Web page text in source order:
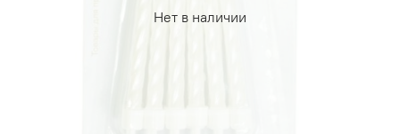
Нет в наличии